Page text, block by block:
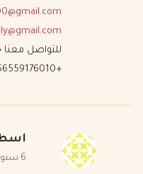
للتواصل
+966559176010 +966533245654
6 سنوات ago